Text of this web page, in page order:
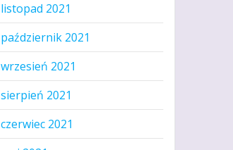
listopad 2021
październik 2021
wrzesień 2021
sierpień 2021
czerwiec 2021